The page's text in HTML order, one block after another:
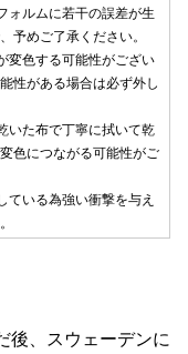
ォルムに若干の誤差が生
予めご了承ください。
変色する可能性がござい
性がある場合は必ず外し
いた布で丁寧に拭いて乾
色につながる可能性がご
ている為強い衝撃を与え
後、スウェーデンに